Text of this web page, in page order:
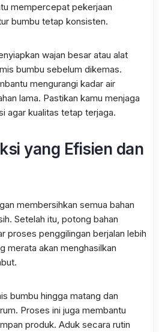
mempercepat pekerjaan
bumbu tetap konsisten.
wajan besar atau alat
bumbu sebelum dikemas.
mengurangi kadar air
lama. Pastikan kamu menjaga
agar kualitas tetap terjaga.
yang Efisien dan
membersihkan semua bahan
Setelah itu, potong bahan
proses penggilingan berjalan lebih
merata akan menghasilkan
bumbu hingga matang dan
Proses ini juga membantu
produk. Aduk secara rutin